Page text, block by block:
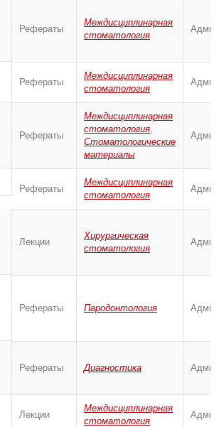
Рефераты
Междисциплинарная
стоматология
Рефераты
Междисциплинарная
стоматология
Рефераты
Междисциплинарная
стоматология,
Стоматологические
материалы
Рефераты
Междисциплинарная
стоматология
Лекции
Хирургическая
стоматология
Рефераты Пародонтология
Рефераты Диагностика
Лекции
Междисциплинарная
стоматология